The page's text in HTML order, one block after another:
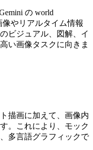
の world
像やリアルタイム情報
ビジュアル、図解、イ
い画像タスクに向きま
描画に加えて、画像内
。これにより、モック
多言語グラフィックで